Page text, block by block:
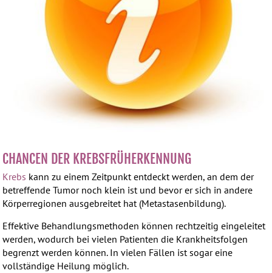
CHANCEN DER KREBSFRÜHERKENNUNG
Krebs kann zu einem Zeitpunkt entdeckt werden, an dem der
betreffende Tumor noch klein ist und bevor er sich in andere
Körperregionen ausgebreitet hat (Metastasenbildung).
Effektive Behandlungsmethoden können rechtzeitig eingeleitet
werden, wodurch bei vielen Patienten die Krankheitsfolgen
begrenzt werden können. In vielen Fällen ist sogar eine
vollständige Heilung möglich.